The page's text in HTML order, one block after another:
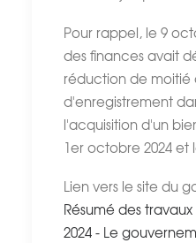
Pour rappel, le 9
des finances avait
réduction de moitié
d'enregistrement
l'acquisition d'un
1er octobre 2024 et
Lien vers le site du
Résumé des
2024 - Le